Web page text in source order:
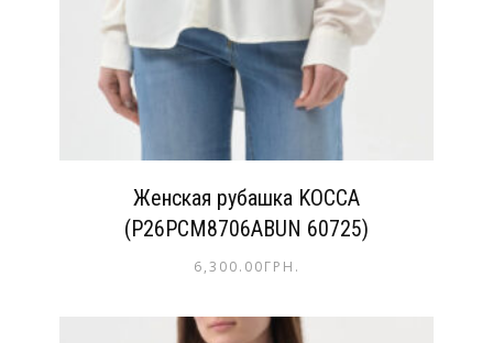
Женская рубашка KOCCA
(P26PCM8706ABUN 60725)
6,300.00ГРН.